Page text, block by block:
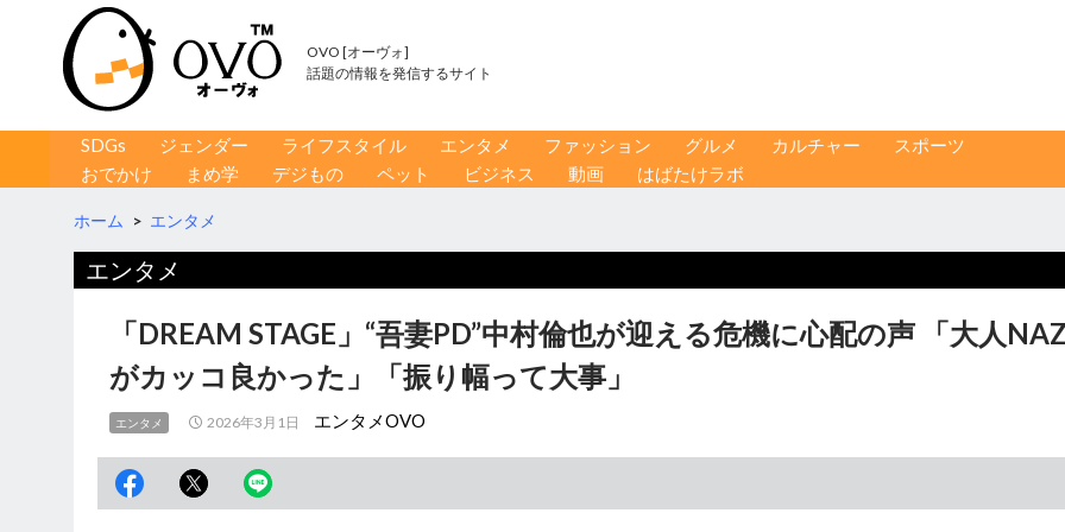
OVO [オーヴォ]
話題の情報を発信するサイト
コンテンツへ移動
SDGs ジェンダー ライフスタイル エンタメ ファッション グルメ カルチャー
スポーツ
おでかけ
まめ学 デジもの ペット ビジネス 動画 はばたけラボ
ホーム > エンタメ
エンタメ
「DREAM STAGE」“吾妻PD”中村倫也が迎える危機に心配の声 「大人
がカッコ良かった」「振り幅って大事」
エンタメ 2026年3月1日 エンタメOVO